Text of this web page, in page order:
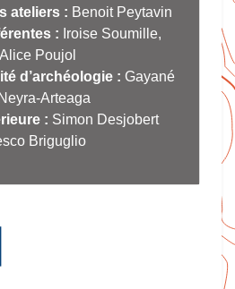
ateliers : Benoit Peytavin
: Iroise Soumille,
Poujol
d’archéologie : Gayané
Arteaga
: Simon Desjobert
Briguglio